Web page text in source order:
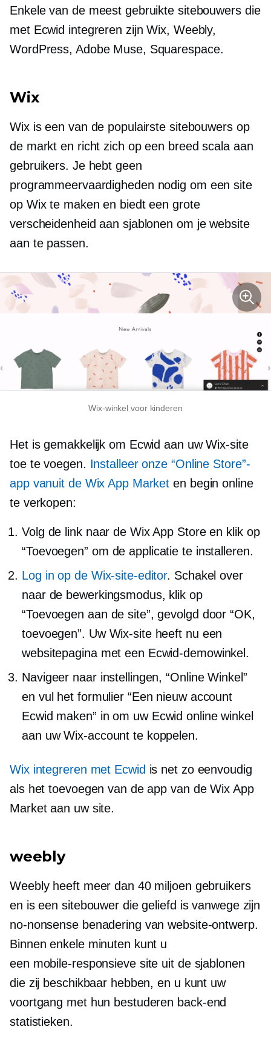
Enkele van de meest gebruikte sitebouwers die
met Ecwid integreren zijn Wix, Weebly,
WordPress, Adobe Muse, Squarespace.
Wix
Wix is ​​een van de populairste sitebouwers op
de markt en richt zich op een breed scala aan
gebruikers. Je hebt geen
programmeervaardigheden nodig om een ​​site
op Wix te maken en biedt een grote
verscheidenheid aan sjablonen om je website
aan te passen.
Wix-winkel voor kinderen
Het is gemakkelijk om Ecwid aan uw Wix-site
toe te voegen. Installeer onze “Online Store”-
app vanuit de Wix App Market en begin online
te verkopen:
Volg de link naar de Wix App Store en klik op
“Toevoegen” om de applicatie te installeren.
Log in op de Wix-site-editor. Schakel over
naar de bewerkingsmodus, klik op
“Toevoegen aan de site”, gevolgd door “OK,
toevoegen”. Uw Wix-site heeft nu een
websitepagina met een Ecwid-demowinkel.
Navigeer naar instellingen, “Online Winkel”
en vul het formulier “Een nieuw account
Ecwid maken” in om uw Ecwid online winkel
aan uw Wix-account te koppelen.
Wix integreren met Ecwid is net zo eenvoudig
als het toevoegen van de app van de Wix App
Market aan uw site.
weebly
Weebly heeft meer dan 40 miljoen gebruikers
en is een sitebouwer die geliefd is vanwege zijn
no-nonsense benadering van website-ontwerp.
Binnen enkele minuten kunt u
een mobile-responsievesite uit de sjablonen
die zij beschikbaar hebben, en u kunt uw
voortgang met hun bestuderen back-end
statistieken.